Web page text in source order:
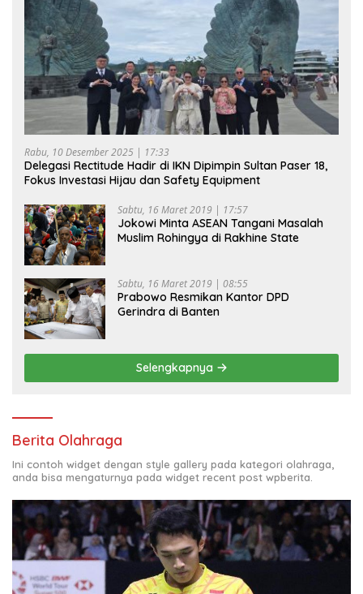
Rabu, 10 Desember 2025 | 17:33
Delegasi Rectitude Hadir di IKN Dipimpin Sultan Paser 18,
Fokus Investasi Hijau dan Safety Equipment
Sabtu, 16 Maret 2019 | 17:57
Jokowi Minta ASEAN Tangani Masalah
Muslim Rohingya di Rakhine State
Sabtu, 16 Maret 2019 | 08:55
Prabowo Resmikan Kantor DPD
Gerindra di Banten
Selengkapnya
Berita Olahraga
Ini contoh widget dengan style gallery pada kategori olahraga,
anda bisa mengaturnya pada widget recent post wpberita.